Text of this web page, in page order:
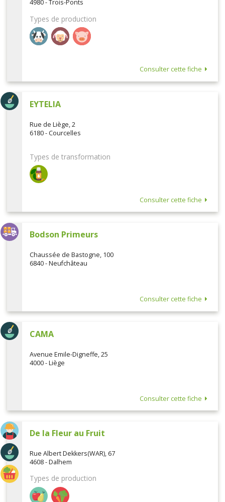
4980 - Trois-Ponts
Types de production
Consulter cette fiche
EYTELIA
Rue de Liège, 2
6180 - Courcelles
Types de transformation
Consulter cette fiche
Bodson Primeurs
Chaussée de Bastogne, 100
6840 - Neufchâteau
Consulter cette fiche
CAMA
Avenue Emile-Digneffe, 25
4000 - Liège
Consulter cette fiche
De la Fleur au Fruit
Rue Albert Dekkers(WAR), 67
4608 - Dalhem
Types de production